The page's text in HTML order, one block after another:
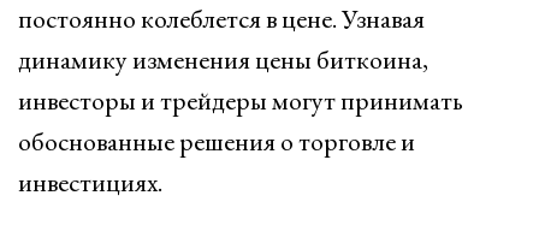
постоянно колеблется в цене. Узнавая
динамику изменения цены биткоина,
инвесторы и трейдеры могут принимать
обоснованные решения о торговле и
инвестициях.